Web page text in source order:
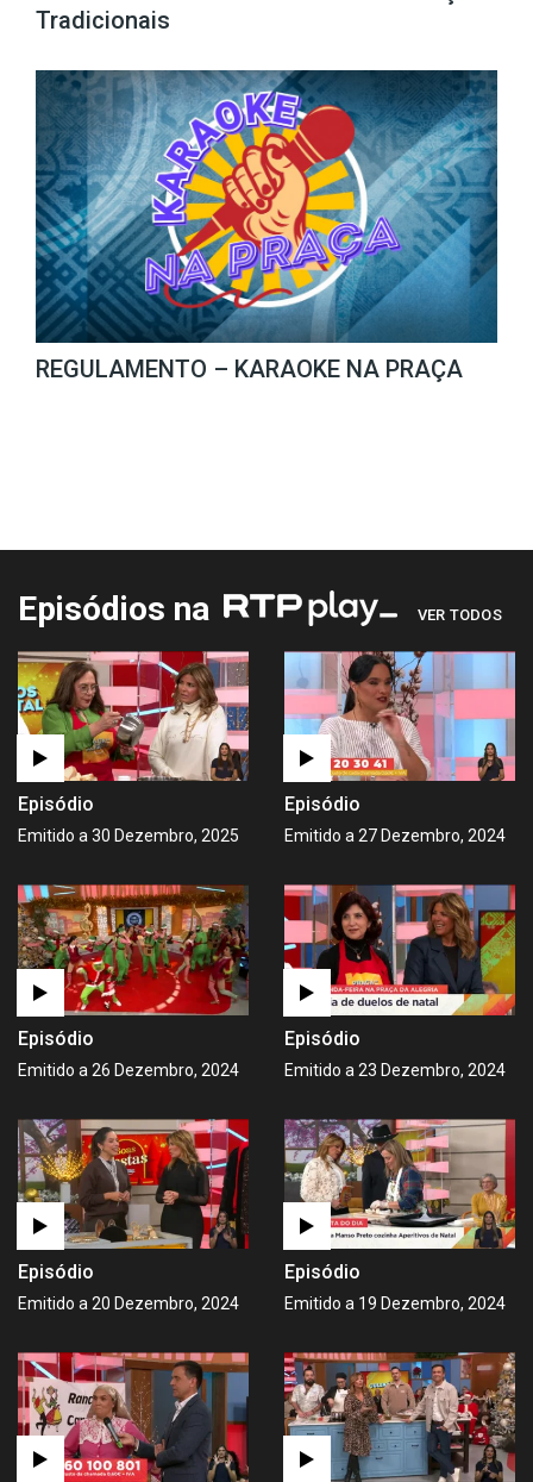
Tradicionais
REGULAMENTO – KARAOKE NA PRAÇA
Episódios na VER TODOS
Episódio
Emitido a 30 Dezembro, 2025
Episódio
Emitido a 27 Dezembro, 2024
Episódio
Emitido a 26 Dezembro, 2024
Episódio
Emitido a 23 Dezembro, 2024
Episódio
Emitido a 20 Dezembro, 2024
Episódio
Emitido a 19 Dezembro, 2024